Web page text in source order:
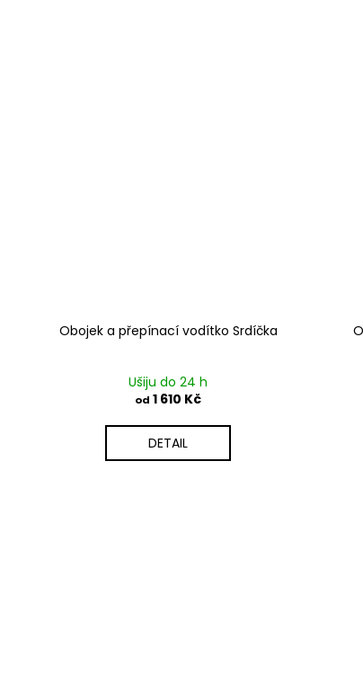
Obojek a přepínací vodítko Srdíčka
Ušiju do 24 h
od 1 610 Kč
DETAIL